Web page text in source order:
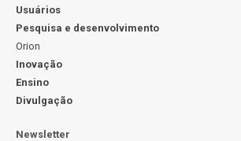
Usuários
Pesquisa e desenvolvimento
Orion
Inovação
Ensino
Divulgação
Newsletter